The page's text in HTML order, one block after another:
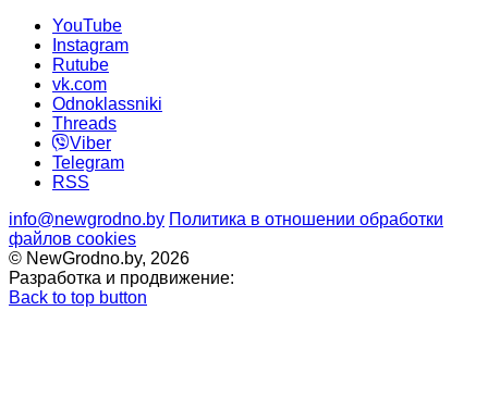
YouTube
Instagram
Rutube
vk.com
Odnoklassniki
Threads
Viber
Telegram
RSS
info@newgrodno.by Политика в отношении обработки
файлов cookies
© NewGrodno.by, 2026
Разработка и продвижение:
Back to top button